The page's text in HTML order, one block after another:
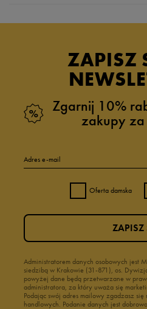
ZAPISZ
Zgarnij 10%
zakupy za
Adres e-mail
Oferta damska
Administratorem danych osobowych jest
siedzibą w Krakowie (31-871), os.
powyżej dane będą przetwarzane w
administratora, za który uważa się
Podając swój adres mailowy zgadzasz
handlowych. Podanie danych jest
ZAPISZ